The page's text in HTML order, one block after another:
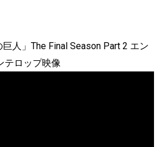
人」The Final Season Part 2 エン
テロップ映像